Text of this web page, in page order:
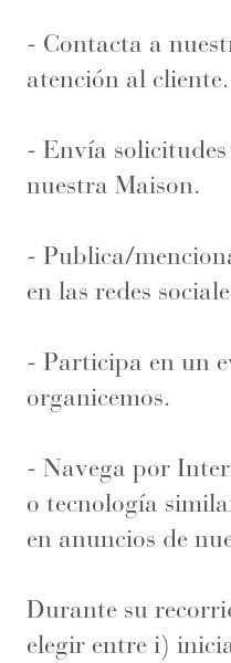
- Contacta a
atención al cliente.
- Envía
nuestra Maison.
- Publica/
en las redes
- Participa en un
organicemos.
- Navega por
o tecnología
en anuncios de
Durante su
elegir entre i)